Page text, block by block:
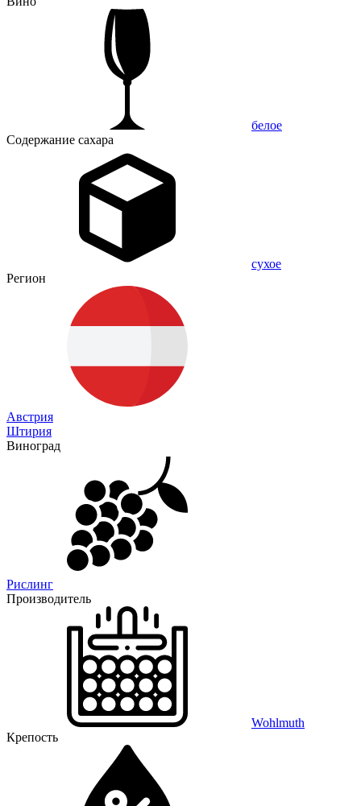
белое
Содержание сахара
сухое
Регион
Австрия
Штирия
Виноград
Рислинг
Производитель
Wohlmuth
Крепость